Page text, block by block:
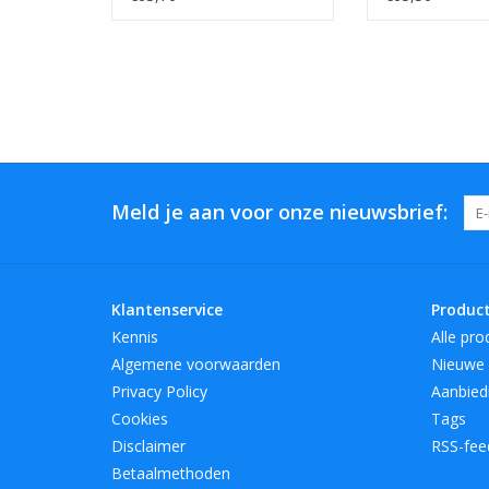
Meld je aan voor onze nieuwsbrief:
Klantenservice
Kennis
Algemene voorwaarden
Privacy Policy
Cookies
Disclaimer
Betaalmethoden
Alle
Tags
RSS-